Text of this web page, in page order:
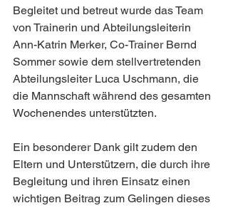
Begleitet und betreut wurde das Team
von Trainerin und Abteilungsleiterin
Ann-Katrin Merker, Co-Trainer Bernd
Sommer sowie dem stellvertretenden
Abteilungsleiter Luca Uschmann, die
die Mannschaft während des gesamten
Wochenendes unterstützten.
Ein besonderer Dank gilt zudem den
Eltern und Unterstützern, die durch ihre
Begleitung und ihren Einsatz einen
wichtigen Beitrag zum Gelingen dieses